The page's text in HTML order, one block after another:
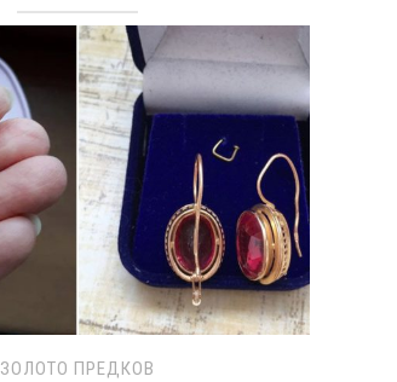
ЗОЛОТО ПРЕДКОВ